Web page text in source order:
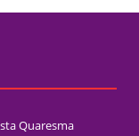
Quaresma